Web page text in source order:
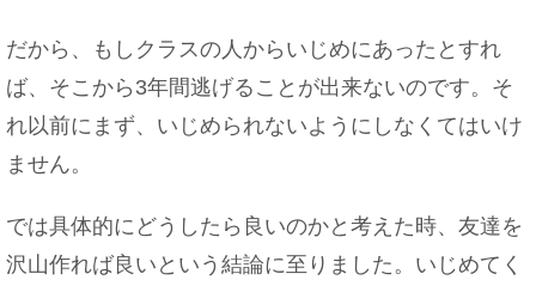
だから、もしクラスの人からいじめにあったとすれ
ば、そこから3年間逃げることが出来ないのです。そ
れ以前にまず、いじめられないようにしなくてはいけ
ません。
では具体的にどうしたら良いのかと考えた時、友達を
沢山作れば良いという結論に至りました。いじめてく